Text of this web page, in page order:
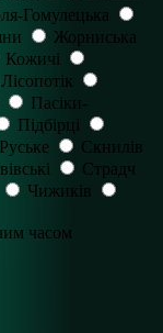
Гомулецька
Жорниська
Кожичі
Лісопотік
Пасіки-
Підбірці
Скнилів
Страдч
Чижиків
часом